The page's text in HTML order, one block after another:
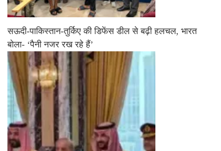
सऊदी-पाकिस्तान-तुर्किए की डिफेंस डील से बढ़ी हलचल, भारत
बोला- ‘पैनी नजर रख रहे हैं’